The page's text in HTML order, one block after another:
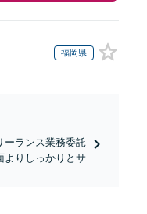
福岡県
ーランス業務委託
よりしっかりとサ